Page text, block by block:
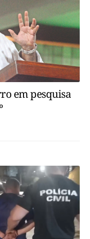
em pesquisa